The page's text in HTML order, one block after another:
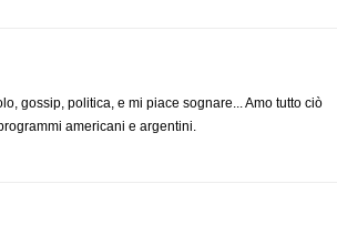
gossip, politica, e mi piace sognare... Amo tutto ciò
americani e argentini.